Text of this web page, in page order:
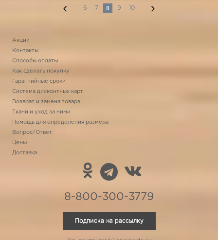
6 7 8 9 10
Акции
Контакты
Способы оплаты
Как сделать покупку
Гарантийные сроки
Система дисконтных карт
Возврат и замена товара
Ткани и уход за ними
Помощь для определения размера
Вопрос/Ответ
Цены
Доставка
8-800-300-3779
Подписка на рассылку